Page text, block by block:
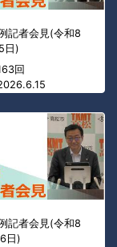
記者会見(令和8
日)
回
記者会見(令和8
日)